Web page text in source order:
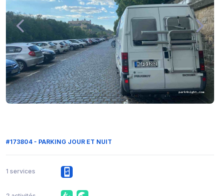
#173804 - PARKING JOUR ET NUIT
1 services